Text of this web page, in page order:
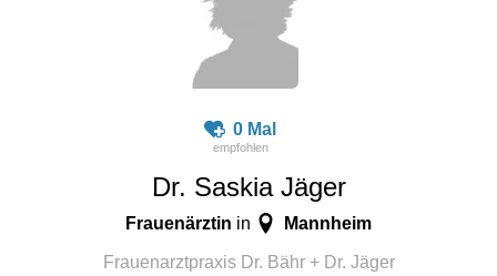
0 Mal
Dr. Saskia Jäger
Frauenärztin in Mannheim
Frauenarztpraxis Dr. Bähr + Dr. Jäger